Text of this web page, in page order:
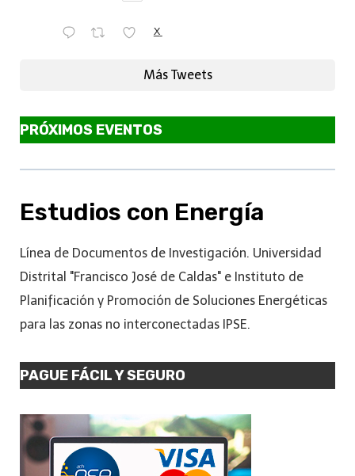
X
Más Tweets
PRÓXIMOS EVENTOS
Estudios con Energía
Línea de Documentos de Investigación. Universidad
Distrital "Francisco José de Caldas" e Instituto de
Planificación y Promoción de Soluciones Energéticas
para las zonas no interconectadas IPSE.
PAGUE FÁCIL Y SEGURO